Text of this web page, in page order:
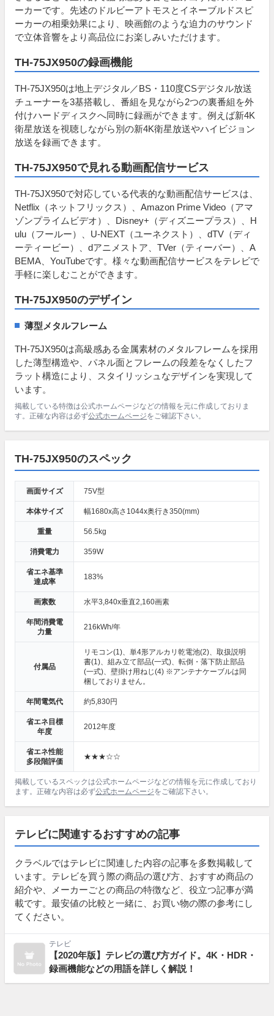
ーカーです。先述のドルビーアトモスとイネーブルドスピ
ーカーの相乗効果により、映画館のような迫力のサウンド
で立体音響をより高品位にお楽しみいただけます。
TH-75JX950の録画機能
TH-75JX950は地上デジタル／BS・110度CSデジタル放送
チューナーを3基搭載し、番組を見ながら2つの裏番組を外
付けハードディスクへ同時に録画ができます。例えば新4K
衛星放送を視聴しながら別の新4K衛星放送やハイビジョン
放送を録画できます。
TH-75JX950で見れる動画配信サービス
TH-75JX950で対応している代表的な動画配信サービスは、
Netflix（ネットフリックス）、Amazon Prime Video（アマ
ゾンプライムビデオ）、Disney+（ディズニープラス）、H
ulu（フールー）、U-NEXT（ユーネクスト）、dTV（ディ
ーティービー）、dアニメストア、TVer（ティーバー）、A
BEMA、YouTubeです。様々な動画配信サービスをテレビで
手軽に楽しむことができます。
TH-75JX950のデザイン
薄型メタルフレーム
TH-75JX950は高級感ある金属素材のメタルフレームを採用
した薄型構造や、パネル面とフレームの段差をなくしたフ
ラット構造により、スタイリッシュなデザインを実現して
います。
掲載している特徴は公式ホームページなどの情報を元に作成しておりま
す。正確な内容は必ず公式ホームページをご確認下さい。
TH-75JX950のスペック
画面サイズ 75V型
本体サイズ 幅1680x高さ1044x奥行き350(mm)
重量 56.5kg
消費電力 359W
省エネ基準
達成率
183%
画素数 水平3,840x垂直2,160画素
年間消費電
力量
216kWh/年
付属品
リモコン(1)、単4形アルカリ乾電池(2)、取扱説明
書(1)、組み立て部品(一式)、転倒・落下防止部品
(一式)、壁掛け用ねじ(4) ※アンテナケーブルは同
梱しておりません。
年間電気代 約5,830円
省エネ目標
年度
2012年度
省エネ性能
多段階評価
★★★☆☆
掲載しているスペックは公式ホームページなどの情報を元に作成しており
ます。正確な内容は必ず公式ホームページをご確認下さい。
テレビに関連するおすすめの記事
クラベルではテレビに関連した内容の記事を多数掲載して
います。テレビを買う際の商品の選び方、おすすめ商品の
紹介や、メーカーごとの商品の特徴など、役立つ記事が満
載です。最安値の比較と一緒に、お買い物の際の参考にし
てください。
テレビ
【2020年版】テレビの選び方ガイド。4K・HDR・
録画機能などの用語を詳しく解説！